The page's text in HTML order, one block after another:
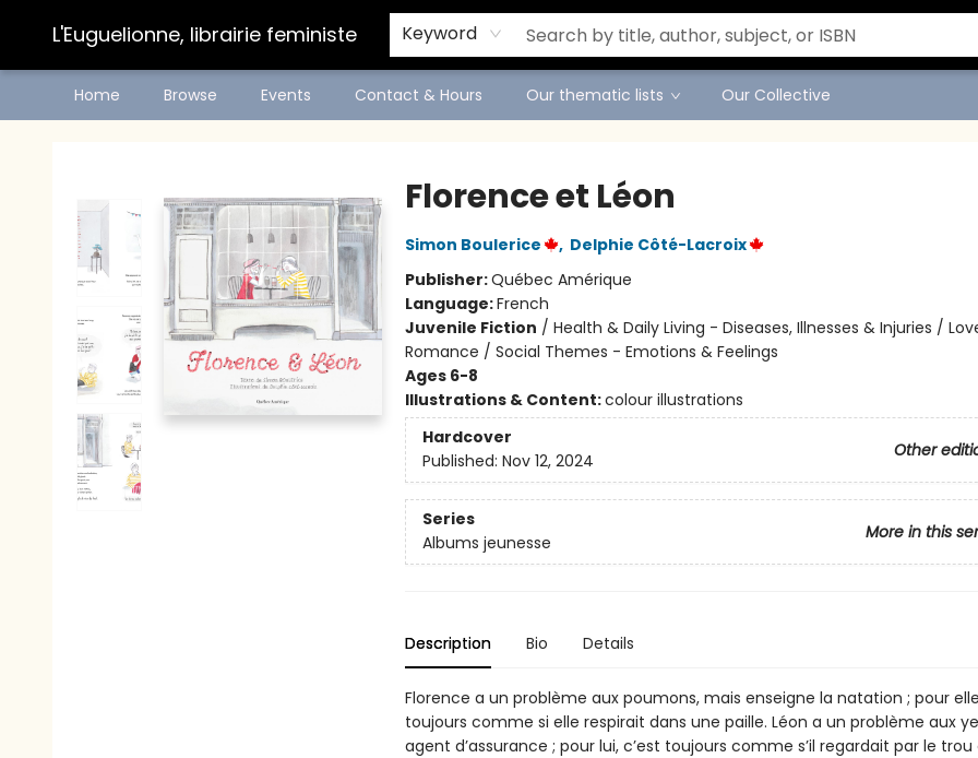
L'Euguelionne, librairie feministe Keyword
Home Browse Events Contact & Hours Our thematic lists Our Collective
Florence et Léon
Simon Boulerice , Delphie Côté-Lacroix
Publisher:Québec Amérique
Language:French
Juvenile Fiction / Health & Daily Living - Diseases, Illnesses & Injuries /
Romance / Social Themes - Emotions & Feelings
Ages 6-8
Illustrations & Content:colour illustrations
Hardcover
Other
Published: Nov 12, 2024
Series
More in this
Albums jeunesse
Description Bio Details
Florence a un problème aux poumons, mais enseigne la natation ; pour
toujours comme si elle respirait dans une paille. Léon a un problème aux
agent d’assurance ; pour lui, c’est toujours comme s’il regardait par le trou